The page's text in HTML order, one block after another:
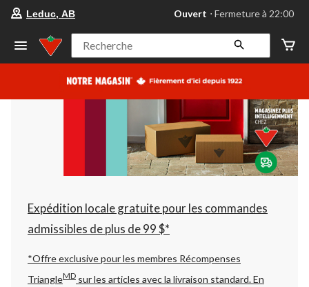
votre
préféré
Leduc,
AB,
courament
Fermeture
à
22:00
cliquer
pour
changer
Leduc, AB Ouvert ⋅ Fermeture à 22:00
Recherche
Expédition locale gratuite pour les commandes
admissibles de plus de 99 $*
*Offre exclusive pour les membres Récompenses
TriangleMD sur les articles avec la livraison standard.En